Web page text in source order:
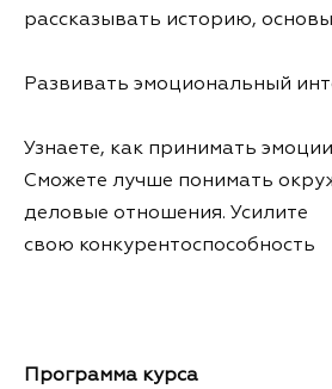
рассказывать историю,
Развивать эмоциональный
Узнаете, как принимать
Сможете лучше понимать
деловые отношения. Усилите
свою конкурентоспособность
Программа курса